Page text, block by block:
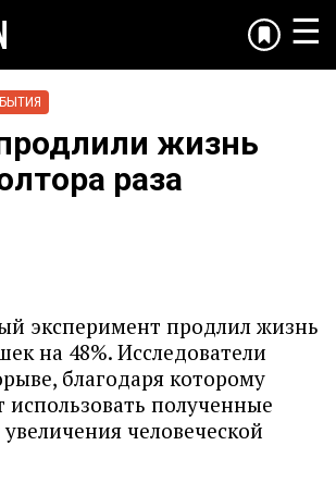
☰
жизнь
раза
эксперимент продлил жизнь
на 48%. Исследователи
благодаря которому
использовать полученные
человеческой